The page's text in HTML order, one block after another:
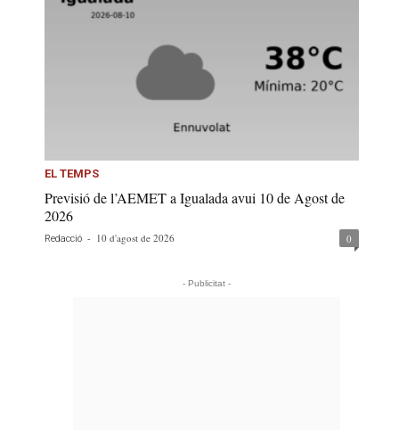
EL TEMPS
Previsió de l’AEMET a Igualada avui 10 de Agost de
2026
Redacció - 10 d'agost de 2026 0
- Publicitat -